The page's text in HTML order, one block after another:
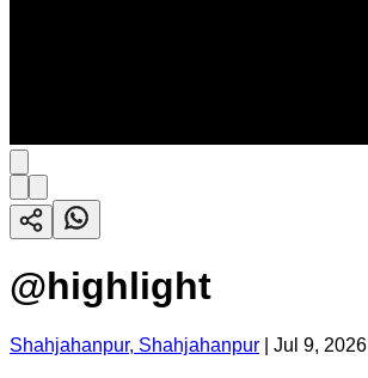
@highlight
Shahjahanpur, Shahjahanpur Jul 9, 2026